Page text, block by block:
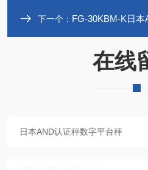
下一个： FG-30KBM-K日
在线